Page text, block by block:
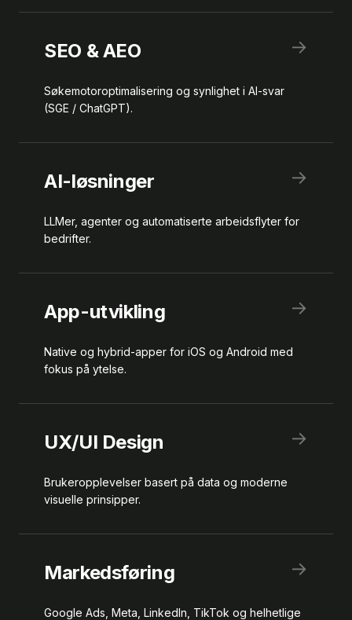
SEO & AEO →
Søkemotoroptimalisering og synlighet i AI-svar
(SGE / ChatGPT).
AI-løsninger →
LLMer, agenter og automatiserte arbeidsflyter for
bedrifter.
App-utvikling →
Native og hybrid-apper for iOS og Android med
fokus på ytelse.
UX/UI Design →
Brukeropplevelser basert på data og moderne
visuelle prinsipper.
Markedsføring →
Google Ads, Meta, LinkedIn, TikTok og helhetlige